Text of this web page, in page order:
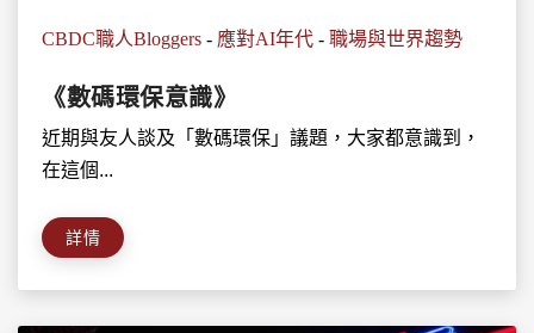
CBDC職人Bloggers - 應對AI年代 - 職場與世界趨勢
《數碼環保意識》
近期與友人談及「數碼環保」議題，大家都意識到，
在這個...
詳情